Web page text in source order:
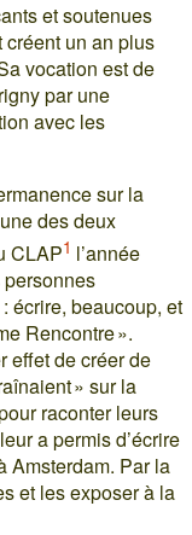
et soutenues
un an plus
vocation est de
par une
avec les
sur la
des deux
CLAP1 l’année
écrire, beaucoup, et
Rencontre ».
effet de créer de
» sur la
raconter leurs
a permis d’écrire
Amsterdam. Par la
et les exposer à la